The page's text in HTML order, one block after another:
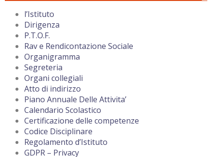
l’Istituto
Dirigenza
P.T.O.F.
Rav e Rendicontazione Sociale
Organigramma
Segreteria
Organi collegiali
Atto di indirizzo
Piano Annuale Delle Attivita’
Calendario Scolastico
Certificazione delle competenze
Codice Disciplinare
Regolamento d’Istituto
GDPR – Privacy